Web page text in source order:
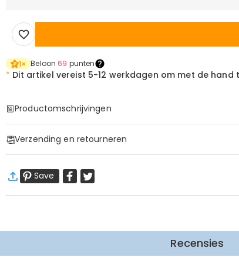
1× Beloon 69 punten
* Dit artikel vereist 5-12 werkdagen om met de hand
Productomschrijvingen
Verzending en retourneren
Wij willen dat u zich comfortabel en zeker voelt
Meer Informatie
Save
Recensies